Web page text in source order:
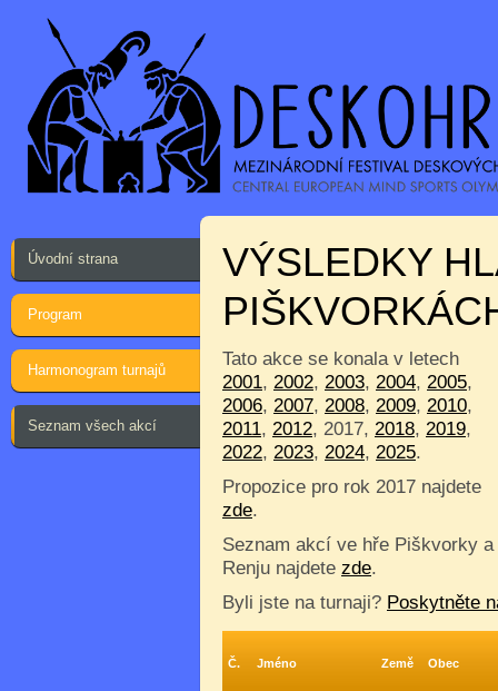
Úvodní strana
Program
Harmonogram turnajů
Seznam všech akcí
VÝSLEDKY
Tato akce se konala v letech
2001, 2002, 2003, 2004, 2005,
2006, 2007, 2008, 2009, 2010,
2011, 2012, 2017, 2018, 2019,
2022, 2023, 2024, 2025.
Propozice pro rok 2017 najdete
zde.
Seznam akcí ve hře Piškvorky a
Renju najdete zde.
Byli jste na turnaji? Poskytněte
Č. Jméno Země Obec